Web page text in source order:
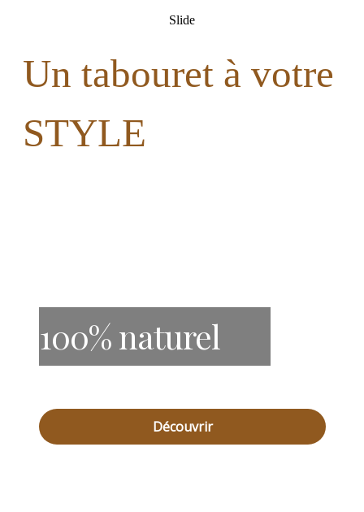
Slide
Un tabouret à votre
STYLE
100% naturel
Découvrir